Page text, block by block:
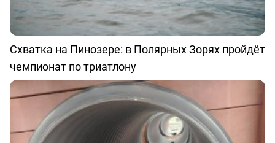
Схватка на Пинозере: в Полярных Зорях пройдёт
чемпионат по триатлону